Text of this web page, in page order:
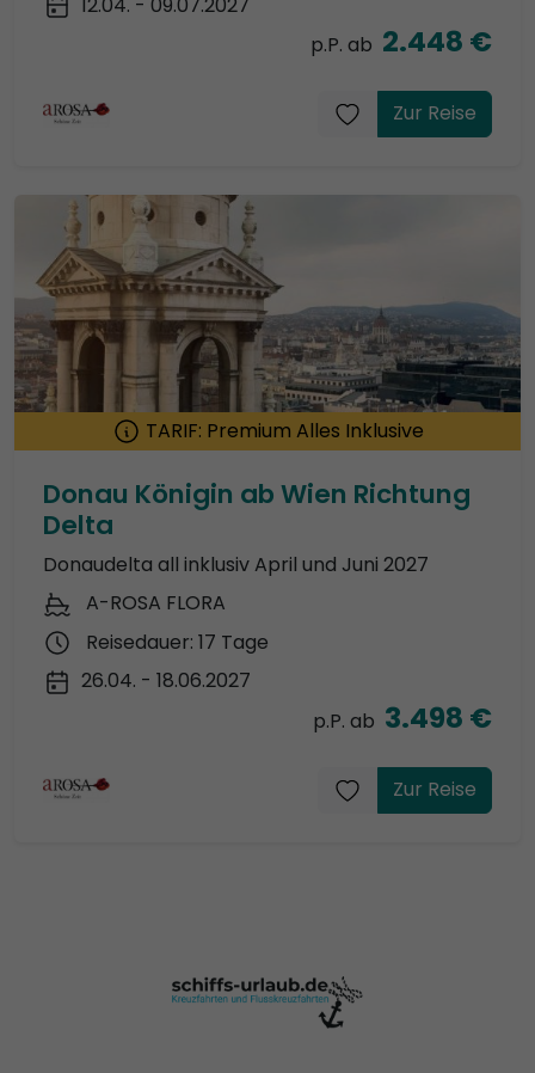
p.P. ab 2.448 €
Zur Reise
TARIF: Premium Alles Inklusive
Donau Königin ab Wien Richtung
Delta
Donaudelta all inklusiv April und Juni 2027
A-ROSA FLORA
Reisedauer: 17 Tage
26.04. - 18.06.2027
p.P. ab 3.498 €
Zur Reise